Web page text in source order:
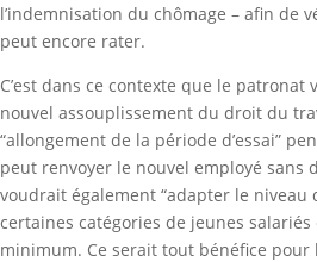
l’indemnisation du chômage – afin de
peut encore rater.
C’est dans ce contexte que le
nouvel assouplissement du droit du
“allongement de la période d’essai”
peut renvoyer le nouvel employé sans
voudrait également “adapter le niveau
certaines catégories de jeunes
minimum. Ce serait tout bénéfice pour